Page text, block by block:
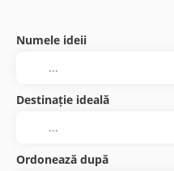
Numele ideii
Destinație ideală
Ordonează după